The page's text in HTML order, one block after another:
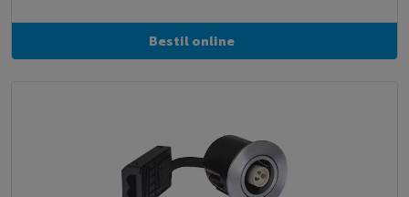
Bestil online